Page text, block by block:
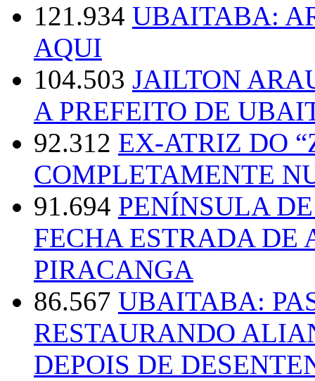
121.934 UBAITABA:
AQUI
104.503 JAILTON
A PREFEITO DE
92.312 EX-ATRIZ DO
COMPLETAMENTE
91.694 PENÍNSULA
FECHA ESTRADA DE
PIRACANGA
86.567 UBAITABA:
RESTAURANDO
DEPOIS DE